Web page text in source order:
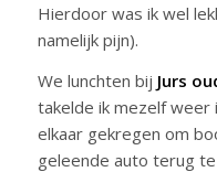
Hierdoor was ik wel
namelijk pijn).
We lunchten bij Jurs
takelde ik mezelf weer
elkaar gekregen om
geleende auto terug